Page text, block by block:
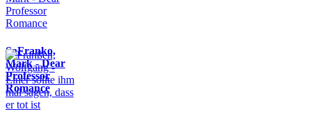
SaFranko,
Mark - Dear
Professor
Romance